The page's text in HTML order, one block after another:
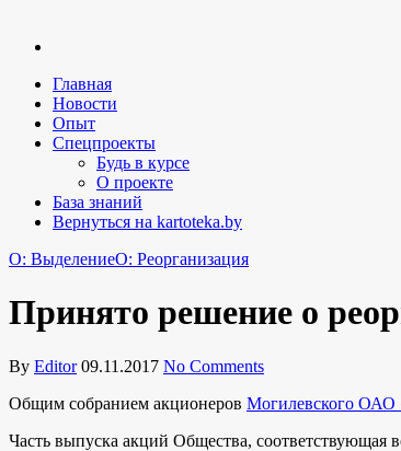
Главная
Новости
Опыт
Спецпроекты
Будь в курсе
О проекте
База знаний
Вернуться на kartoteka.by
O: ВыделениеO: Реорганизация
Принято решение о
By Editor 09.11.2017 No Comments
Общим собранием акционеров Могилевского ОАО
Часть выпуска акций Общества, соответствующая